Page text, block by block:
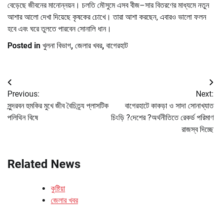
বেড়েছে জীবনের মানোন্নয়ন। চলতি মৌসুমে এসব বীজ–সার বিতরণের মাধ্যমে নতুন
আশার আলো দেখা দিয়েছে কৃষকের চোখে। তারা আশা করছেন, এবারও ভালো ফলন
হবে এবং ঘরে তুলতে পারবেন সোনালি ধান।
Posted in খুলনা বিভাগ, জেলার খবর, বাগেরহাট
Post
navigation
Previous:
সুন্দরবন হুমকির মুখে জীব বৈচিত্র্য প্লাসটিক
পলিথিন বিষে
Next:
বাগেরহাটে কাকড়া ও সাদা সোনাখ্যাত
চিংড়ি ?দেশের ?অর্থনীতিতে রেকর্ড পরিমাণ
রাজস্ব দিচ্ছে
Related News
কুষ্টিয়া
জেলার খবর